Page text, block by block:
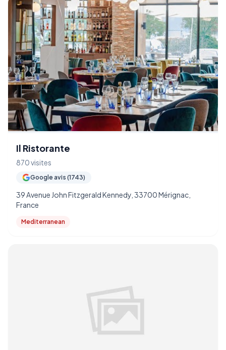
Il Ristorante
870 visites
Google avis (1743)
39 Avenue John Fitzgerald Kennedy, 33700 Mérignac,
France
Mediterranean